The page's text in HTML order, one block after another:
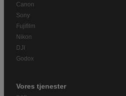
Canon
Sony
Fujifilm
Nikon
DJI
Godox
Vores tjenester